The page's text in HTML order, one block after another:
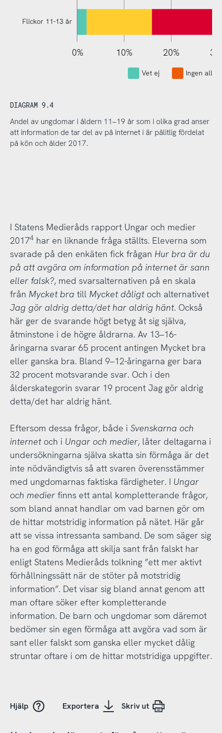
Flickor 11-13 år
110% 20%
10%
0%
-10%
-20%
Vet ej Ingen alls
DIAGRAM 9.4
Andel av ungdomar i åldern 11–19 år som i olika grad anser
att information de tar del av på internet i är pålitlig fördelat
på kön och ålder 2017.
I Statens Medieråds rapport Ungar och medier
20174har en liknande fråga ställts. Eleverna som
svarade på den enkäten fick frågan Hur bra är du
på att avgöra om information på internet är sann
eller falsk?, med svarsalternativen på en skala
från Mycket bra till Mycket dåligtoch alternativet
Jag gör aldrig detta/det har aldrig hänt. Också
här ger de svarande högt betyg åt sig själva,
åtminstone i de högre åldrarna. Av 13–16-
åringarna svarar 65 procent antingen Mycket bra
eller ganska bra. Bland 9–12-åringarna ger bara
32 procent motsvarande svar. Och i den
ålderskategorin svarar 19 procent Jag gör aldrig
detta/det har aldrig hänt.
Eftersom dessa frågor, både i Svenskarna och
internetoch i Ungar och medier, låter deltagarna i
undersökningarna själva skatta sin förmåga är det
inte nödvändigtvis så att svaren överensstämmer
med ungdomarnas faktiska färdigheter. I Ungar
och medierfinns ett antal kompletterande frågor,
som bland annat handlar om vad barnen gör om
de hittar motstridig information på nätet. Här går
att se vissa intressanta samband. De som säger sig
ha en god förmåga att skilja sant från falskt har
enligt Statens Medieråds tolkning ”ett mer aktivt
förhållningssätt när de stöter på motstridig
information”. Det visar sig bland annat genom att
man oftare söker efter kompletterande
information. De barn och ungdomar som däremot
bedömer sin egen förmåga att avgöra vad som är
sant eller falskt som ganska eller mycket dålig
struntar oftare i om de hittar motstridiga uppgifter.
Hjälp Exportera Skriv ut